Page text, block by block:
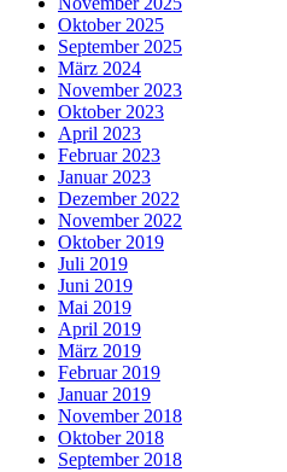
Oktober 2025
September 2025
März 2024
November 2023
Oktober 2023
April 2023
Februar 2023
Januar 2023
Dezember 2022
November 2022
Oktober 2019
Juli 2019
Juni 2019
Mai 2019
April 2019
März 2019
Februar 2019
Januar 2019
November 2018
Oktober 2018
September 2018